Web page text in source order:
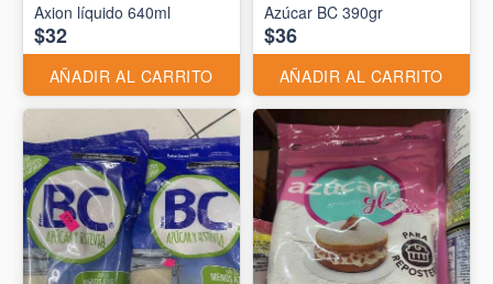
Axion líquido 640ml
$32
AÑADIR AL CARRITO
Azúcar BC 390gr
$36
AÑADIR AL CARRITO